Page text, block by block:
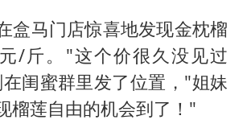
盒马门店惊喜地发现金枕榴
/斤。"这个价很久没见过
闺蜜群里发了位置，"姐妹
榴莲自由的机会到了！"